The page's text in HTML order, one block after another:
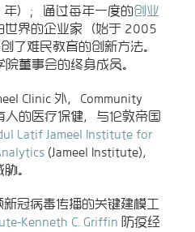
）；通过每年一度的创业
世界的企业家（始于 2005
了难民教育的创新方法。
院董事会的终身成员。
Clinic 外，Community
人的医疗保健，与伦敦帝国
Latif Jameel Institute for
(Jameel Institute)，
。
新冠病毒传播的关键建模工
Kenneth C. Griffin 防疫经